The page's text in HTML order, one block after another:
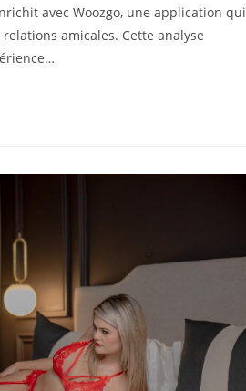
avec Woozgo, une application qui
amicales. Cette analyse